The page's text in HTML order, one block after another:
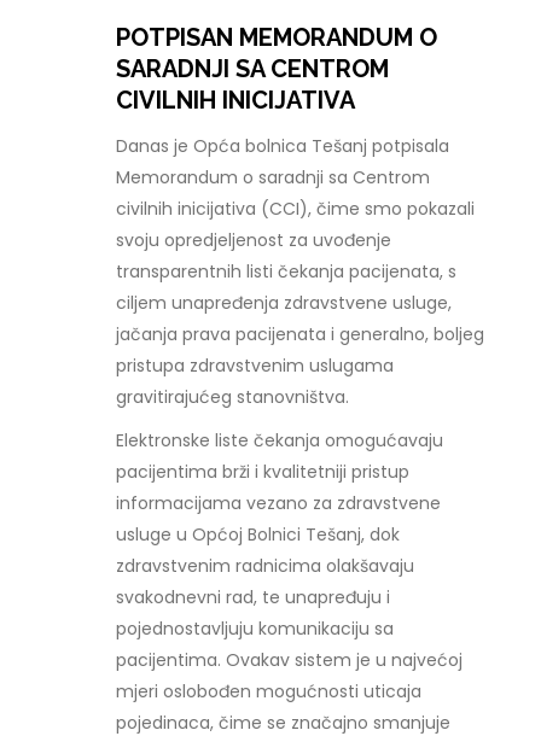
POTPISAN MEMORANDUM O
SARADNJI SA CENTROM
CIVILNIH INICIJATIVA
Danas je Opća bolnica Tešanj potpisala
Memorandum o saradnji sa Centrom
civilnih inicijativa (CCI), čime smo pokazali
svoju opredjeljenost za uvođenje
transparentnih listi čekanja pacijenata, s
ciljem unapređenja zdravstvene usluge,
jačanja prava pacijenata i generalno, boljeg
pristupa zdravstvenim uslugama
gravitirajućeg stanovništva.
Elektronske liste čekanja omogućavaju
pacijentima brži i kvalitetniji pristup
informacijama vezano za zdravstvene
usluge u Općoj Bolnici Tešanj, dok
zdravstvenim radnicima olakšavaju
svakodnevni rad, te unapređuju i
pojednostavljuju komunikaciju sa
pacijentima. Ovakav sistem je u najvećoj
mjeri oslobođen mogućnosti uticaja
pojedinaca, čime se značajno smanjuje